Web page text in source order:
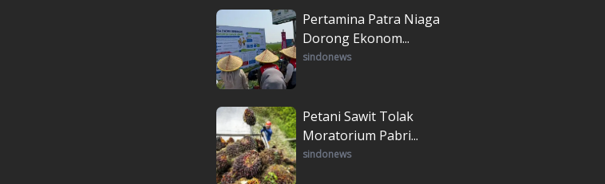
Pertamina Patra Niaga
Dorong Ekonom...
sindonews
Petani Sawit Tolak
Moratorium Pabri...
sindonews